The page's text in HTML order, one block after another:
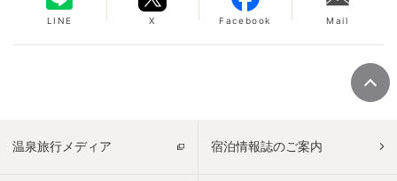
LINE X Facebook Mail
温泉旅行メディア 宿泊情報誌のご案内